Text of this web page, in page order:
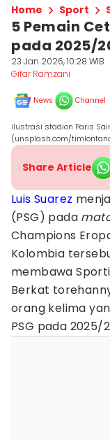
Home Sport
5 Pemain
pada 2025/
23 Jan 2026, 10:28 WIB
Gifar Ramzani
News Channel
ilustrasi stadion Paris
(unsplash.com/
Share Article
Luis Suarez
(PSG) pada
Champions
Kolombia
membawa
Berkat
orang kelima
PSG pada 2025/